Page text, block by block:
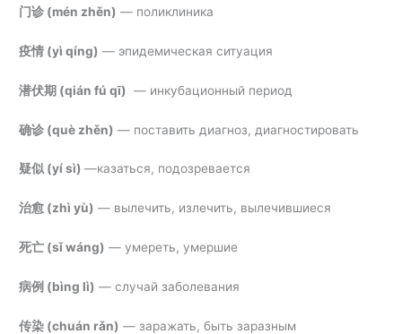
门诊 (mén zhěn) — поликлиника
疫情 (yì qíng) — эпидемическая ситуация
潜伏期 (qián fú qī) — инкубационный период
确诊 (què zhěn) — поставить диагноз, диагностировать
疑似 (yí sì)—казаться, подозревается
治愈 (zhì yù) — вылечить, излечить, вылечившиеся
死亡 (sǐ wáng) — умереть, умершие
病例 (bìng lì) — случай заболевания
传染 (chuán rǎn) — заражать, быть заразным